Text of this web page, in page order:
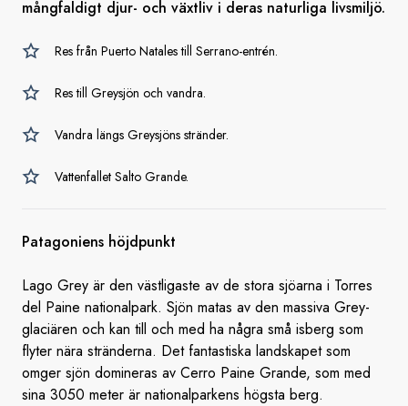
mångfaldigt djur- och växtliv i deras naturliga livsmiljö.
Res från Puerto Natales till Serrano-entrén.
Res till Greysjön och vandra.
Vandra längs Greysjöns stränder.
Vattenfallet Salto Grande.
Patagoniens höjdpunkt
Lago Grey är den västligaste av de stora sjöarna i Torres
del Paine nationalpark. Sjön matas av den massiva Grey-
glaciären och kan till och med ha några små isberg som
flyter nära stränderna. Det fantastiska landskapet som
omger sjön domineras av Cerro Paine Grande, som med
sina 3050 meter är nationalparkens högsta berg.